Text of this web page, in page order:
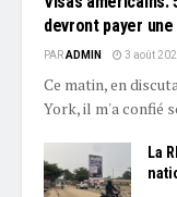
devront payer
PARADMIN 3 août
Ce matin, en
York, il m'a confié
La